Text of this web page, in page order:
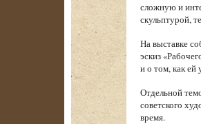
сложную и
скульптурой,
На выставке
эскиз
и о том, как ей
Отдельной
советского
время.